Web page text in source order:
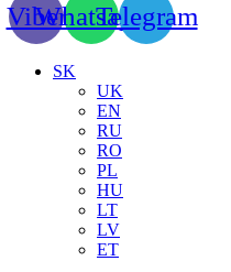
ViberWhatsappTelegram
SK
UK
EN
RU
RO
PL
HU
LT
LV
ET